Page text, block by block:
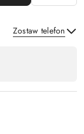
Zostaw telefon